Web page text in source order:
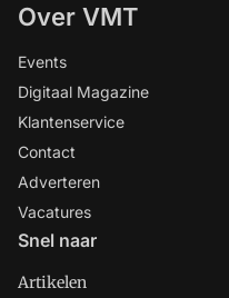
Over VMT
Events
Digitaal Magazine
Klantenservice
Contact
Adverteren
Vacatures
Snel naar
Artikelen